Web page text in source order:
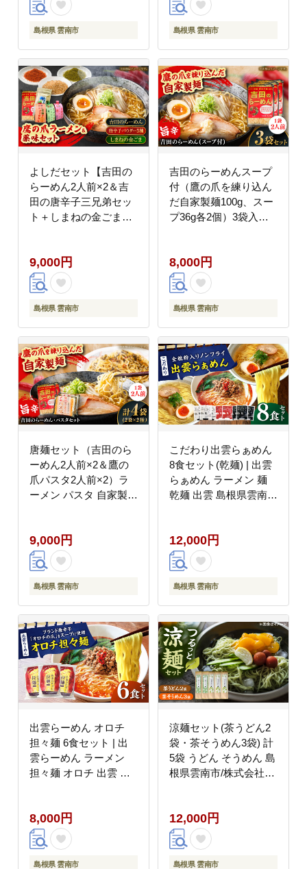
島根県 雲南市 島根県 雲南市
よしだセット【吉田の
らーめん2人前×2＆吉
田の唐辛子三兄弟セッ
ト＋しまねの金ごま】
会社 田井産業
[AICY001]
9,000円
島根県 雲南市
吉田のらーめんスープ
付（鷹の爪を練り込ん
だ自家製麺100g、スー
プ36g各2個）3袋入
ラーメンキット 島根県
雲南市/有限会社田井産
業 [AICY004]
8,000円
島根県 雲南市
唐麺セット（吉田のら
ーめん2人前×2＆鷹の
爪パスタ2人前×2）ラ
ーメン パスタ 自家製麺
県雲南市/有限会社田井
産業 [AICY012]
9,000円
島根県 雲南市
こだわり出雲らぁめん
8食セット(乾麺) | 出雲
らぁめん ラーメン 麺
乾麺 出雲 島根県雲南
12,000円
島根県 雲南市
出雲らーめん オロチ
担々麺 6食セット | 出
雲らーめん ラーメン
担々麺 オロチ 出雲 島
8,000円
島根県 雲南市
涼麺セット(茶うどん2
袋・茶そうめん3袋) 計
5袋 うどん そうめん 島
根県雲南市/株式会社藤
12,000円
島根県 雲南市